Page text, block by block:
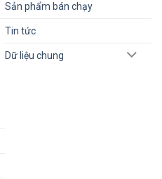
Sản phẩm bán chạy
Tin tức
Dữ liệu chung